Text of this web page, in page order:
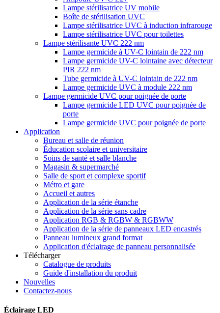
Lampe stérilisatrice UV mobile
Boîte de stérilisation UVC
Lampe stérilisatrice UVC à induction infrarouge
Lampe stérilisatrice UVC pour toilettes
Lampe stérilisante UVC 222 nm
Lampe germicide à UV-C lointain de 222 nm
Lampe germicide UV-C lointaine avec détecteur
PIR 222 nm
Tube germicide à UV-C lointain de 222 nm
Lampe germicide UVC à module 222 nm
Lampe germicide UVC pour poignée de porte
Lampe germicide LED UVC pour poignée de
porte
Lampe germicide UVC pour poignée de porte
Application
Bureau et salle de réunion
Éducation scolaire et universitaire
Soins de santé et salle blanche
Magasin & supermarché
Salle de sport et complexe sportif
Métro et gare
Accueil et autres
Application de la série étanche
Application de la série sans cadre
Application RGB & RGBW & RGBWW
Application de la série de panneaux LED encastrés
Panneau lumineux grand format
Application d'éclairage de panneau personnalisée
Télécharger
Catalogue de produits
Guide d'installation du produit
Nouvelles
Contactez-nous
Éclairage LED